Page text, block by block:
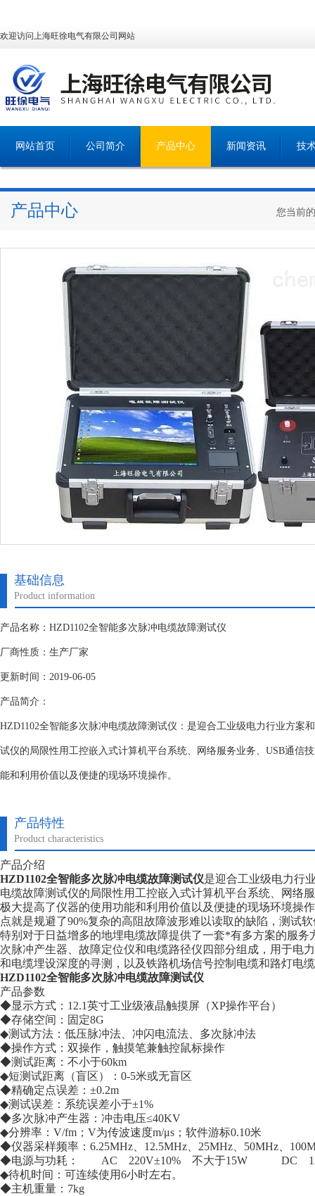
欢迎访问上海旺徐电气有限公司网站
网站首页 公司简介 产品中心 新闻资讯 技
产品中心 您当前
基础信息
Product information
产品名称：HZD1102全智能多次脉冲电缆故障测试仪
厂商性质：生产厂家
更新时间：2019-06-05
产品简介：
HZD1102全智能多次脉冲电缆故障测试仪：是迎合工业级电力行业方案
试仪的局限性用工控嵌入式计算机平台系统、网络服务业务、USB通信
能和利用价值以及便捷的现场环境操作。
产品特性
Product characteristics
产品介绍
HZD1102全智能多次脉冲电缆故障测试仪是迎合工业级电力行
电缆故障测试仪的局限性用工控嵌入式计算机平台系统、网络
极大提高了仪器的使用功能和利用价值以及便捷的现场环境操
点就是规避了90%复杂的高阻故障波形难以读取的缺陷，测试
特别对于日益增多的地埋电缆故障提供了一套*有多方案的服务
次脉冲产生器、故障定位仪和电缆路径仪四部分组成，用于电
和电缆埋设深度的寻测，以及铁路机场信号控制电缆和路灯电
HZD1102全智能多次脉冲电缆故障测试仪
产品参数
◆显示方式：12.1英寸工业级液晶触摸屏（XP操作平台）
◆存储空间：固定8G
◆测试方法：低压脉冲法、冲闪电流法、多次脉冲法
◆操作方式：双操作，触摸笔兼触控鼠标操作
◆测试距离：不小于60km
◆短测试距离（盲区）：0-5米或无盲区
◆精确定点误差：±0.2m
◆测试误差：系统误差小于±1%
◆多次脉冲产生器：冲击电压≤40KV
◆分辨率：V/fm；V为传波速度m/μs；软件游标0.10米
◆仪器采样频率：6.25MHz、12.5MHz、25MHz、50MHz、
◆电源与功耗： AC 220V±10% 不大于15W DC
◆待机时间：可连续使用6小时左右。
◆主机重量：7kg